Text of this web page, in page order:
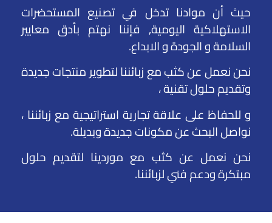
حيث أن موادنا تدخل في تصنيع المستحضرات
الاستهلاكية اليومية, فإننا نهتم بأدق معايير
السلامة و الجودة و الابداع.
نحن نعمل عن كثب مع زبائننا لتطوير منتجات جديدة
وتقديم حلول تقنية ،
و للحفاظ على علاقة تجارية استراتيجية مع زبائننا ،
نواصل البحث عن مكونات جديدة وبديلة.
نحن نعمل عن كثب مع موردينا لتقديم حلول
مبتكرة ودعم فني لزبائننا.